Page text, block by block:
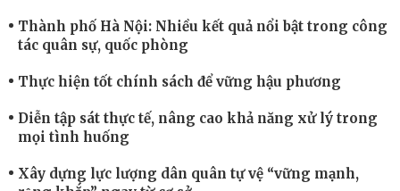
Thành phố Hà Nội: Nhiều kết quả nổi bật trong công
tác quân sự, quốc phòng
Thực hiện tốt chính sách để vững hậu phương
Diễn tập sát thực tế, nâng cao khả năng xử lý trong
mọi tình huống
Xây dựng lực lượng dân quân tự vệ “vững mạnh,